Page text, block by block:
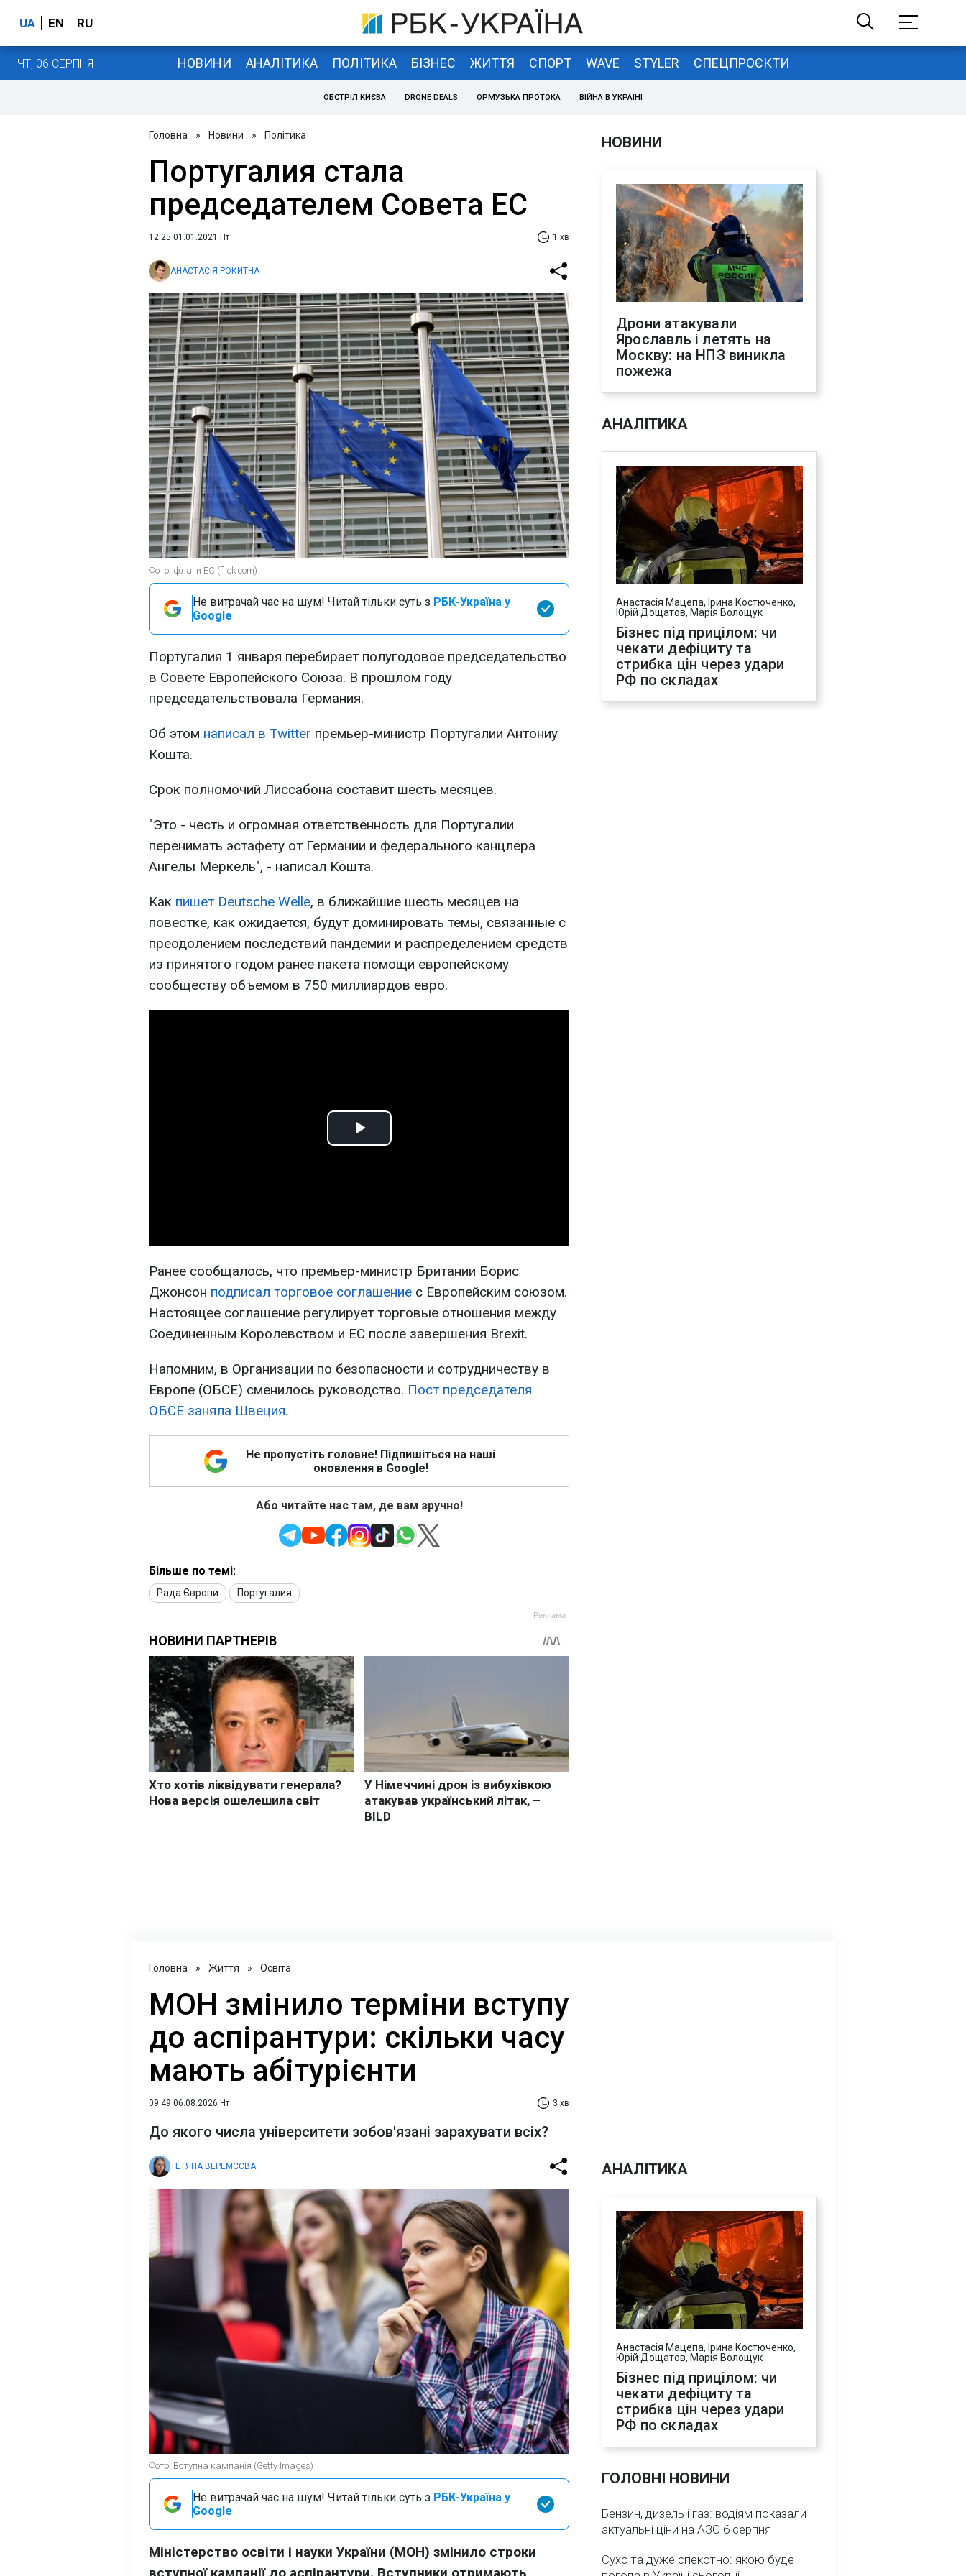
UA EN RU
ЧТ, 06 СЕРПНЯ НОВИНИ АНАЛІТИКА ПОЛІТИКА БІЗНЕС ЖИТТЯ СПОРТ WAVE STYLER СПЕЦПРОЄКТИ
ОБСТРІЛ КИЄВА DRONE DEALS ОРМУЗЬКА ПРОТОКА ВІЙНА В УКРАЇНІ
Головна » Новини » Політика
Португалия стала
председателем Совета ЕС
12:25 01.01.2021 Пт 1 хв
АНАСТАСІЯ РОКИТНА
Фото: флаги ЕС (flick com)
Не витрачай час на шум! Читай тільки суть з РБК-Україна у
Google
Португалия 1 января перебирает полугодовое председательство
в Совете Европейского Союза. В прошлом году
председательствовала Германия.
Об этом написал в Twitter премьер-министр Португалии Антониу
Кошта.
Срок полномочий Лиссабона составит шесть месяцев.
"Это - честь и огромная ответственность для Португалии
перенимать эстафету от Германии и федерального канцлера
Ангелы Меркель", - написал Кошта.
Как пишет Deutsche Welle, в ближайшие шесть месяцев на
повестке, как ожидается, будут доминировать темы, связанные с
преодолением последствий пандемии и распределением средств
из принятого годом ранее пакета помощи европейскому
сообществу объемом в 750 миллиардов евро.
Play
Ранее сообщалось, что премьер-министр Британии Борис
Джонсон подписал торговое соглашение с Европейским союзом.
Настоящее соглашение регулирует торговые отношения между
Соединенным Королевством и ЕС после завершения Brexit.
Напомним, в Организации по безопасности и сотрудничеству в
Европе (ОБСЕ) сменилось руководство. Пост председателя
ОБСЕ заняла Швеция.
Не пропустіть головне! Підпишіться на наші
оновлення в Google!
Або читайте нас там, де вам зручно!
Більше по темі:
Рада Європи Португалия
НОВИНИ
Дрони атакували
Ярославль і летять на
Москву: на НПЗ виникла
пожежа
АНАЛІТИКА
Анастасія Мацепа, Ірина Костюченко,
Юрій Дощатов, Марія Волощук
Бізнес під прицілом: чи
чекати дефіциту та
стрибка цін через удари
РФ по складах
Головна » Життя » Освіта
МОН змінило терміни вступу
до аспірантури: скільки часу
мають абітурієнти
09:49 06.08.2026 Чт 3 хв
До якого числа університети зобов'язані зарахувати всіх?
ТЕТЯНА ВЕРЕМЄЄВА
Фото: Вступна кампанія (Getty Images)
Не витрачай час на шум! Читай тільки суть з РБК-Україна у
Google
Міністерство освіти і науки України (МОН) змінило строки
АНАЛІТИКА
Анастасія Мацепа, Ірина Костюченко,
Юрій Дощатов, Марія Волощук
Бізнес під прицілом: чи
чекати дефіциту та
стрибка цін через удари
РФ по складах
ГОЛОВНІ НОВИНИ
Бензин, дизель і газ: водіям показали
актуальні ціни на АЗС 6 серпня
Сухо та дуже спекотно: якою буде